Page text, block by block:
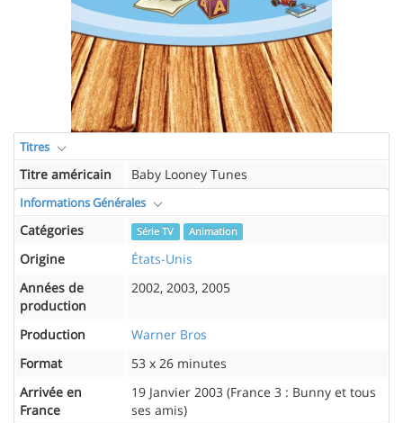
Titres
Titre américain Baby Looney Tunes
Informations Générales
Catégories Série TV Animation
Origine
États-Unis
Années de
production
2002, 2003, 2005
Production
Warner Bros
Format
53 x 26 minutes
Arrivée en
France
19 Janvier 2003 (France 3 : Bunny et tous
ses amis)